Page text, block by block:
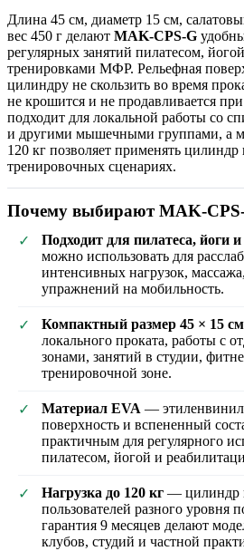
Длина 45 см, диаметр 15 см,
вес 450 г делают MAK-CPS-G
регулярных занятий пилатесом,
тренировками МФР. Рельефная
цилиндру не скользить во время
не крошится и не продавливается
подходит для локальной работы со
и другими мышечными группами, а
120 кг позволяет применять цилиндр
тренировочных сценариях.
Почему выбирают MAK-
✓ Подходит для пилатеса, йоги
можно использовать для
интенсивных нагрузок,
упражнений на мобильность.
✓ Компактный размер 45 × 15 см
локального проката, работы с
зонами, занятий в студии,
тренировочной зоне.
✓ Материал EVA —
поверхность и вспененный
практичным для регулярного
пилатесом, йогой и
✓ Нагрузка до 120 кг — цилиндр
пользователей разного уровня
гарантия 9 месяцев делают
клубов, студий и частной